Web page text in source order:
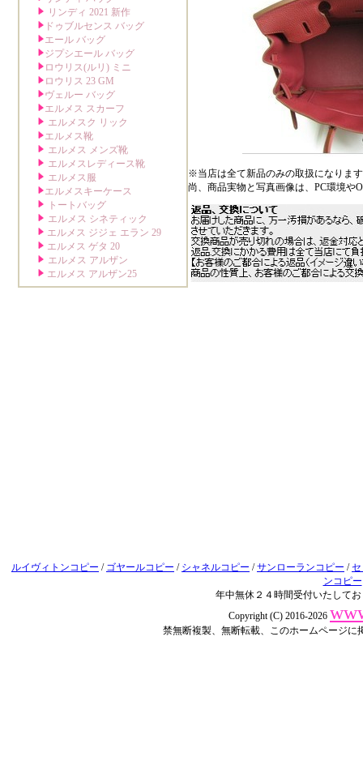
※当店は全て新品のみの取扱になりま
尚、商品実物と写真画像は、PC環境や
ルイヴィトンコピー / ゴヤールコピー / シャネルコピー /サンローランコピー /
ンコピー
年中無休２４時間受付いたして
Copyright (C) 2016-2026
禁無断複製、無断転載、このホームページ